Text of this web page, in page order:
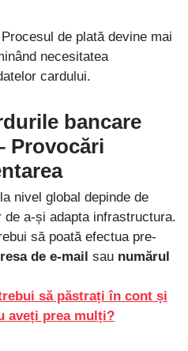
de plată devine mai
necesitatea
cardului.
bancare
Provocări
nivel global depinde de
a-și adapta infrastructura.
să poată efectua pre-
de e-mail sau numărul
să păstrați în cont și
aveți prea mulți?